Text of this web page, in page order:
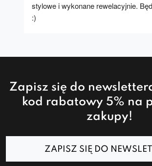
stylowe i wykonane rewelacyjnie.
:)
Zapisz się do
kod rabatowy 5% na
zakupy!
ZAPISZ SIĘ DO